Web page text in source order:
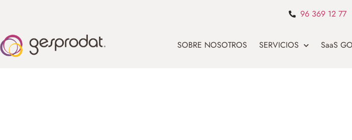
96 369 12 77
SOBRE NOSOTROS SERVICIOS SaaS